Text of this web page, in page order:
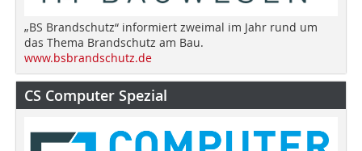
„BS Brandschutz“ informiert zweimal im Jahr rund um
das Thema Brandschutz am Bau.
www.bsbrandschutz.de
CS Computer Spezial